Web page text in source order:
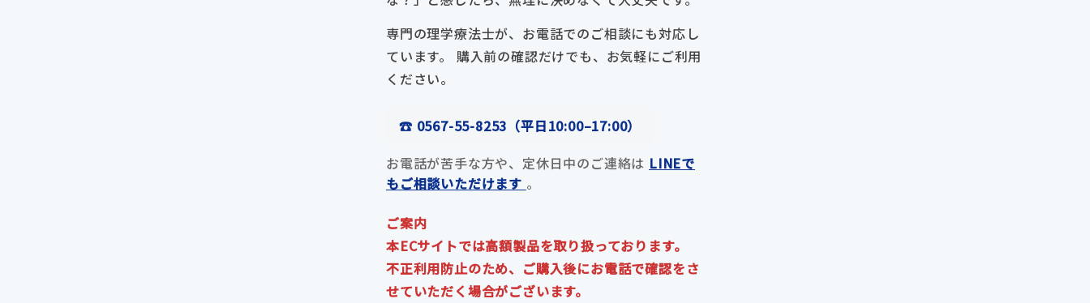
専門の理学療法士が、お電話でのご相談にも対応し
ています。 購入前の確認だけでも、お気軽にご利用
ください。
☎ 0567-55-8253（平日10:00–17:00）
お電話が苦手な方や、定休日中のご連絡は LINEで
もご相談いただけます 。
ご案内
本ECサイトでは高額製品を取り扱っております。
不正利用防止のため、ご購入後にお電話で確認をさ
せていただく場合がございます。